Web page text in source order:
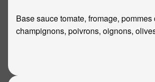
Base sauce tomate, fromage, pommes
champignons, poivrons, oignons,